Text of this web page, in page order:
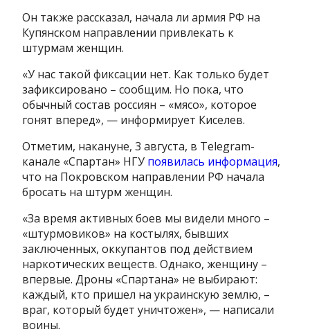
Он также рассказал, начала ли армия РФ на
Купянском направлении привлекать к
штурмам женщин.
«У нас такой фиксации нет. Как только будет
зафиксировано – сообщим. Но пока, что
обычный состав россиян – «мясо», которое
гонят вперед», — информирует Киселев.
Отметим, накануне, 3 августа, в Telegram-
канале «Спартан» НГУ появилась информация,
что на Покровском направлении РФ начала
бросать на штурм женщин.
«За время активных боев мы видели много –
«штурмовиков» на костылях, бывших
заключенных, оккупантов под действием
наркотических веществ. Однако, женщину –
впервые. Дроны «Спартана» не выбирают:
каждый, кто пришел на украинскую землю, –
враг, который будет уничтожен», — написали
воины.